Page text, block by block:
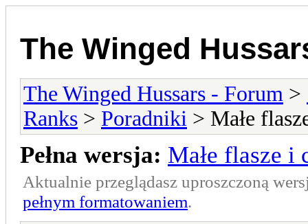
The Winged
The Winged Hussars - Forum >
Ranks > Poradniki > Małe
Pełna wersja: Małe flasze
Aktualnie przeglądasz uproszczoną
pełnym formatowaniem.